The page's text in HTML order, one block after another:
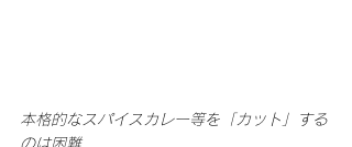
本格的なスパイスカレー等を「カット」する